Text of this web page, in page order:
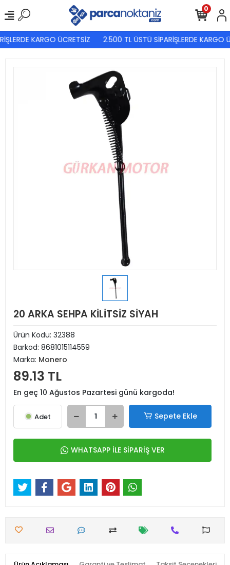
KARGO ÜCRETSİZ 2.500 TL ÜSTÜ SİPARİŞLERDE KARGO
0
20 ARKA SEHPA KİLİTSİZ SİYAH
Ürün Kodu: 32388
Barkod: 8681015114559
Marka: Monero
89.13 TL
En geç 10 Ağustos Pazartesi günü kargoda!
Adet Sepete Ekle
WHATSAPP İLE SİPARİŞ VER